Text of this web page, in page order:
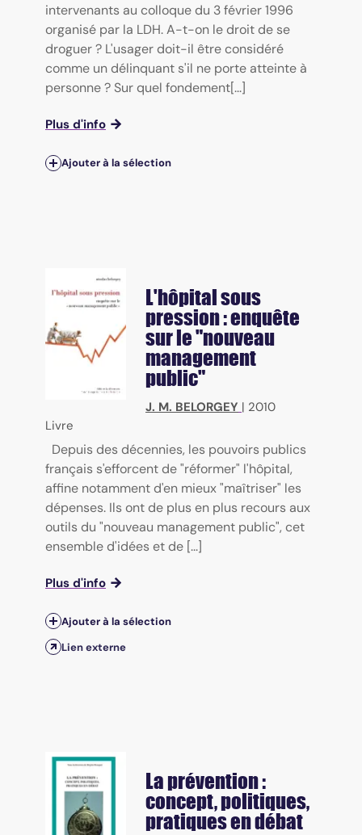
intervenants au colloque du 3 février 1996
organisé par la LDH. A-t-on le droit de se
droguer ? L'usager doit-il être considéré
comme un délinquant s'il ne porte atteinte à
personne ? Sur quel fondement[...]
Plus d'info
Ajouter à la sélection
L'hôpital sous
pression : enquête
sur le "nouveau
management
public"
J. M. BELORGEY | 2010
Livre
Depuis des décennies, les pouvoirs publics
français s'efforcent de "réformer" l'hôpital,
affine notamment d'en mieux "maîtriser" les
dépenses. Ils ont de plus en plus recours aux
outils du "nouveau management public", cet
ensemble d'idées et de [...]
Plus d'info
Ajouter à la sélection
Lien externe
La prévention :
concept, politiques,
pratiques en débat